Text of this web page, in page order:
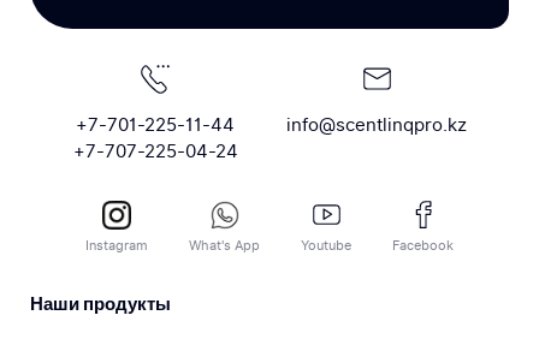
+7-701-225-11-44
+7-707-225-04-24
info@scentlinqpro.kz
Instagram What's App Youtube Facebook
Наши продукты